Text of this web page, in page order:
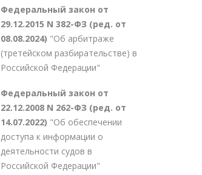
Федеральный закон от
29.12.2015 N 382-ФЗ (ред. от
08.08.2024) "Об арбитраже
(третейском разбирательстве) в
Российской Федерации"
Федеральный закон от
22.12.2008 N 262-ФЗ (ред. от
14.07.2022) "Об обеспечении
доступа к информации о
деятельности судов в
Российской Федерации"